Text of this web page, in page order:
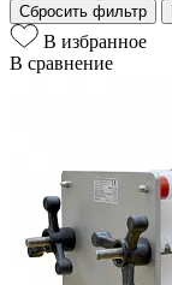
Сбросить фильтр
В избранное
В сравнение